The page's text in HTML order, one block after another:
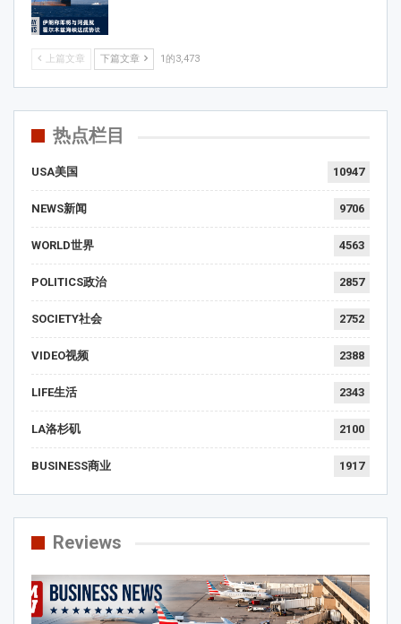
上篇文章 下篇文章 1的3,473
热点栏目
USA美国 10947
NEWS新闻 9706
WORLD世界 4563
POLITICS政治 2857
SOCIETY社会 2752
VIDEO视频 2388
LIFE生活 2343
LA洛杉矶 2100
BUSINESS商业 1917
Reviews